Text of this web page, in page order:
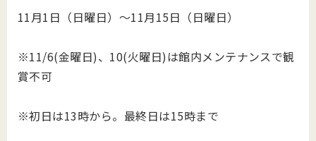
11月1日（日曜日）～11月15日（日曜日）
※11/6(金曜日)、10(火曜日)は館内メンテナンスで観
賞不可
※初日は13時から。最終日は15時まで